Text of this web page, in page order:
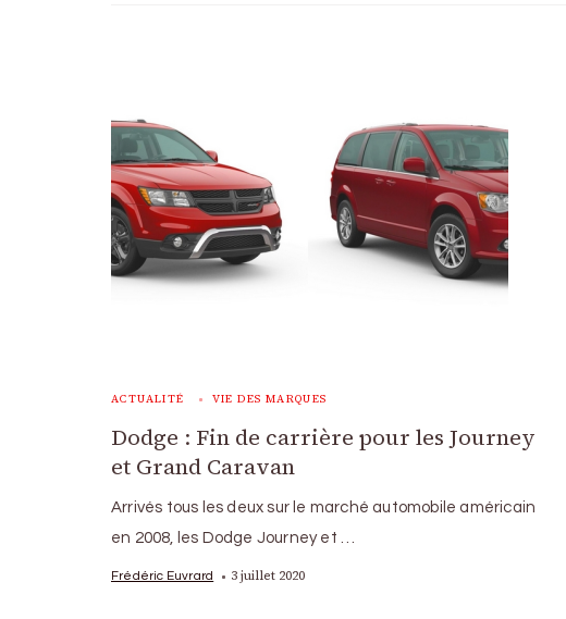
ACTUALITÉ VIE DES MARQUES
Dodge : Fin de carrière pour les Journey
et Grand Caravan
Arrivés tous les deux sur le marché automobile américain
en 2008, les Dodge Journey et …
Frédéric Euvrard 3 juillet 2020